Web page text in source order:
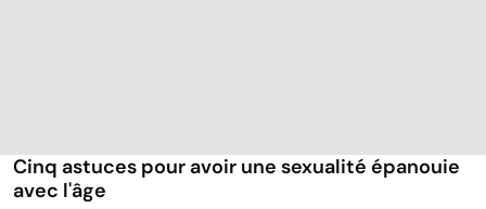
Cinq astuces pour avoir une sexualité épanouie
avec l'âge